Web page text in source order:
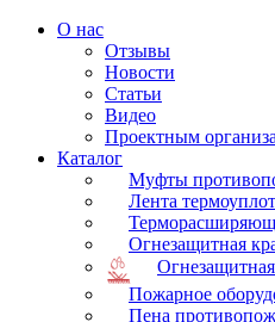
О нас
Отзывы
Новости
Статьи
Видео
Проектным
Каталог
Муфты
Лента
Огнезащитная
Пожарное
Пена